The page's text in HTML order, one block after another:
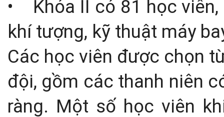
•
Khóa II có 81 học
khí tượng, kỹ thuật máy
Các học viên được chọn
đội, gồm các thanh niên
ràng. Một số học viên